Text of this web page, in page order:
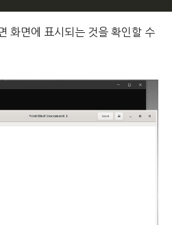
화면에 표시되는 것을 확인할 수